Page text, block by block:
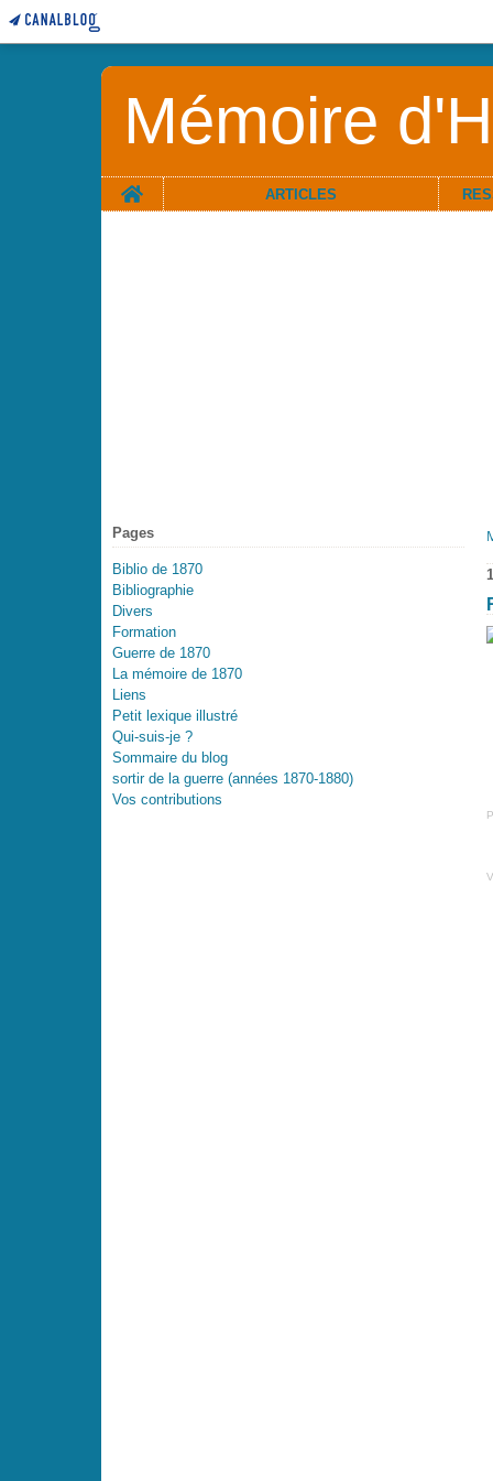
Mémoire
Home
ARTICLES
Pages
Biblio de 1870
Bibliographie
Divers
Formation
Guerre de 1870
La mémoire de 1870
Liens
Petit lexique illustré
Qui-suis-je ?
Sommaire du blog
sortir de la guerre (années 1870-1880)
Vos contributions